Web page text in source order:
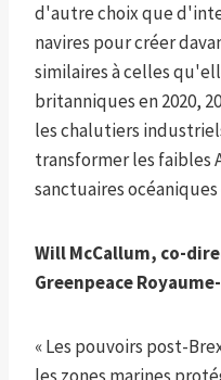
d'autre choix que
navires pour créer
similaires à celles
britanniques en 2020,
les chalutiers
transformer les faibles
sanctuaires
Will McCallum, co-
Greenpeace
« Les pouvoirs post-